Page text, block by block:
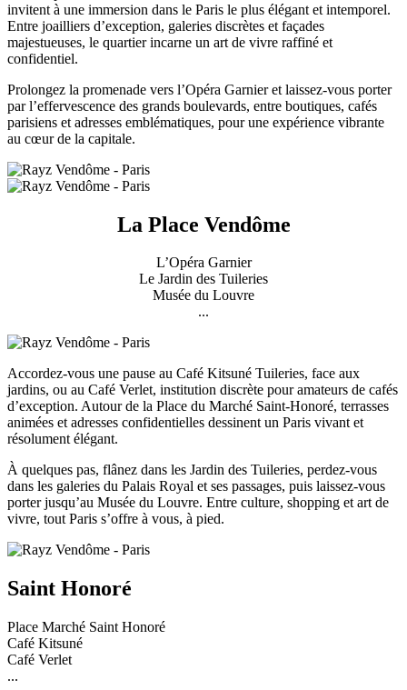
invitent à une immersion dans le Paris le plus élégant et intemporel.
Entre joailliers d’exception, galeries discrètes et façades
majestueuses, le quartier incarne un art de vivre raffiné et
confidentiel.
Prolongez la promenade vers l’Opéra Garnier et laissez-vous porter
par l’effervescence des grands boulevards, entre boutiques, cafés
parisiens et adresses emblématiques, pour une expérience vibrante
au cœur de la capitale.
La Place Vendôme
L’Opéra Garnier
Le Jardin des Tuileries
Musée du Louvre
...
Accordez-vous une pause au Café Kitsuné Tuileries, face aux
jardins, ou au Café Verlet, institution discrète pour amateurs de cafés
d’exception. Autour de la Place du Marché Saint-Honoré, terrasses
animées et adresses confidentielles dessinent un Paris vivant et
résolument élégant.
À quelques pas, flânez dans les Jardin des Tuileries, perdez-vous
dans les galeries du Palais Royal et ses passages, puis laissez-vous
porter jusqu’au Musée du Louvre. Entre culture, shopping et art de
vivre, tout Paris s’offre à vous, à pied.
Saint Honoré
Place Marché Saint Honoré
Café Kitsuné
Café Verlet
...